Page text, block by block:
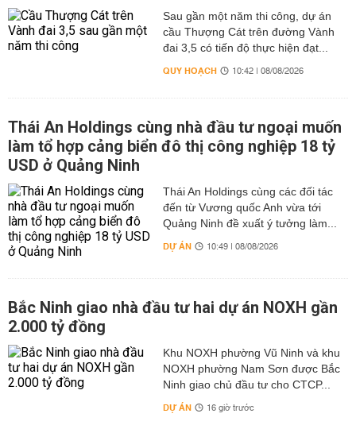
Sau gần một năm thi công, dự án
cầu Thượng Cát trên đường Vành
đai 3,5 có tiến độ thực hiện đạt...
QUY HOẠCH 10:42 | 08/08/2026
Thái An Holdings cùng nhà đầu tư ngoại muốn
làm tổ hợp cảng biển đô thị công nghiệp 18 tỷ
USD ở Quảng Ninh
Thái An Holdings cùng các đối tác
đến từ Vương quốc Anh vừa tới
Quảng Ninh đề xuất ý tưởng làm...
DỰ ÁN 10:49 | 08/08/2026
Bắc Ninh giao nhà đầu tư hai dự án NOXH gần
2.000 tỷ đồng
Khu NOXH phường Vũ Ninh và khu
NOXH phường Nam Sơn được Bắc
Ninh giao chủ đầu tư cho CTCP...
DỰ ÁN 16 giờ trước